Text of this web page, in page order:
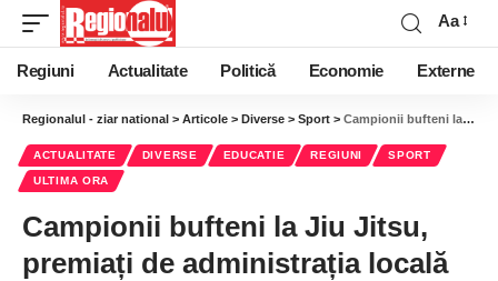
Aa
Regiuni Actualitate Politică Economie Externe
Regionalul - ziar national > Articole > Diverse > Sport > Campionii bufteni la Jiu Jitsu, premiați de administrația locală
ACTUALITATE DIVERSE EDUCATIE REGIUNI SPORT
ULTIMA ORA
Campionii bufteni la Jiu Jitsu,
premiați de administrația locală